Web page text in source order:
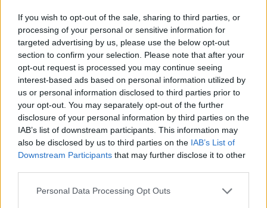
If you wish to opt-out of the sale, sharing to third parties, or
processing of your personal or sensitive information for
targeted advertising by us, please use the below opt-out
section to confirm your selection. Please note that after your
opt-out request is processed you may continue seeing
interest-based ads based on personal information utilized by
us or personal information disclosed to third parties prior to
your opt-out. You may separately opt-out of the further
disclosure of your personal information by third parties on the
IAB’s list of downstream participants. This information may
also be disclosed by us to third parties on the IAB’s List of
Downstream Participants that may further disclose it to other
Personal Data Processing Opt Outs
εκατ. ευρώ για την αντικατάσταση των
κλιματιστικών εγκαταστάσεων του
Πανεπιστημιακού Νοσοκομείου στα Ιωάννινα,
ενώ εξέφρασε αισιοδοξία ότι τα έργα στα νέα
ΤΕΠ του «Χατζηκώστα» θα ολοκληρωθούν έως
τις 30 Ιουνίου 2026, αλλάζοντας συνολικά την
εικόνα του νοσοκομείου.
Διαβάστε επίσης
Αγαπηδάκη: Το πρόγραμμα «Προλαμβάνω»
έφερε έγκαιρη διάγνωση σε 180.000 πολίτες